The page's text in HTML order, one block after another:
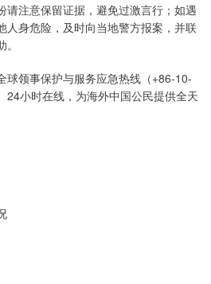
请注意保留证据，避免过激言行；如遇
人身危险，及时向当地警方报案，并联
球领事保护与服务应急热线（+86-10-
小时在线，为海外中国公民提供全天